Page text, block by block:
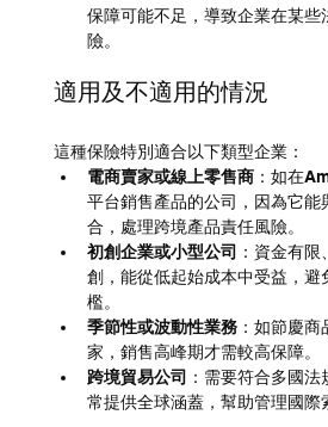
保障可能不足，導致企業在某些
險。
適用及不適用的情況
這種保險特別適合以下類型企業：
電商賣家或線上零售商：如在
平台銷售產品的公司，因為它能
合，處理跨境產品責任風險。
初創企業或小型公司 ：資金有
創，能從低起始成本中受益，避
檻。
季節性或波動性業務：如節慶商
家，銷售高峰期才需較高保障。
跨境貿易公司 ：需要符合多國
常提供全球涵蓋，幫助管理國際